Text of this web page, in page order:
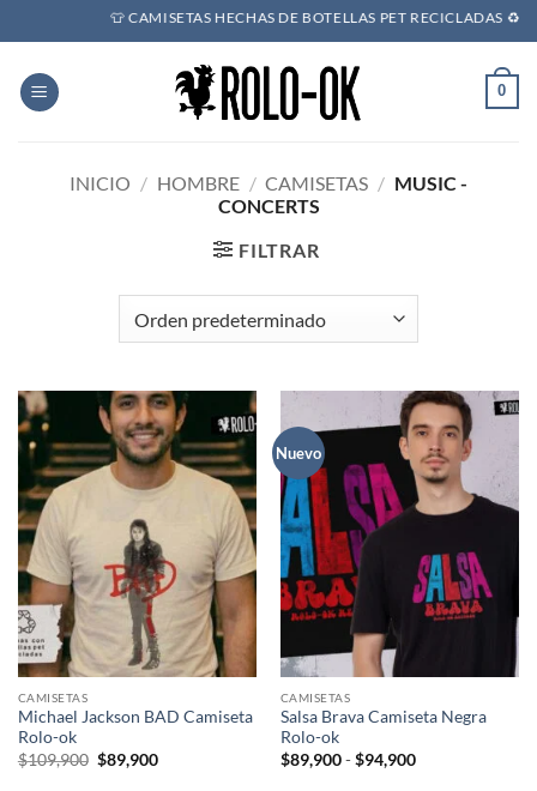
al
contenido
👕 CAMISETAS HECHAS DE BOTELLAS PET RECICLADAS ♻️ - 🔥
0
INICIO / HOMBRE / CAMISETAS / MUSIC -
CONCERTS
FILTRAR
CAMISETAS
Michael Jackson BAD Camiseta
Rolo-ok
$109,900 El
precio
$89,900El
Nuevo
CAMISETAS
Salsa Brava Camiseta Negra
Rolo-ok
$89,900 - $94,900Rango